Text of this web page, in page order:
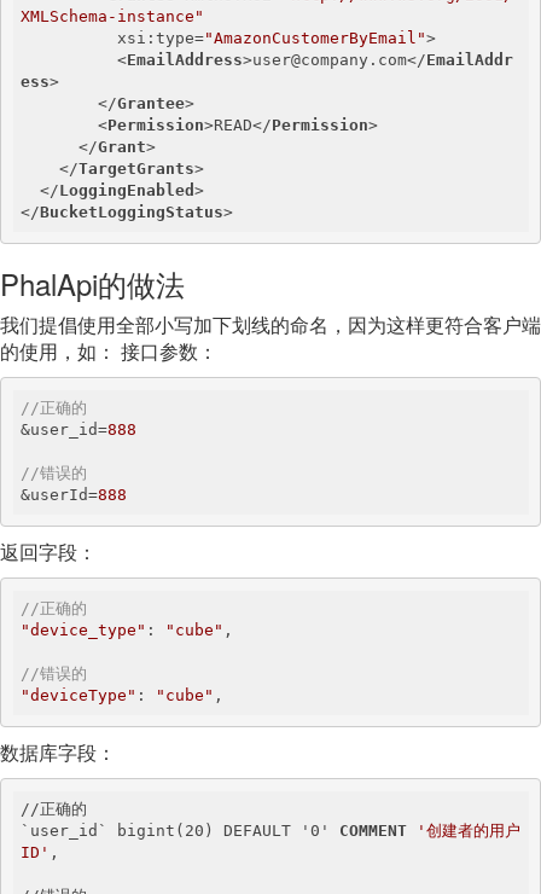
XMLSchema-instance"
xsi:type="AmazonCustomerByEmail">
<EmailAddress>user@company.com</EmailAddr
ess>
</Grantee>
<Permission>READ</Permission>
</Grant>
</TargetGrants>
</LoggingEnabled >
</BucketLoggingStatus>
PhalApi的做法
我们提倡使用全部小写加下划线的命名，因为这样更符合客户端
的使用，如： 接口参数：
//正确的
&user_id=888
//错误的
&userId=888
返回字段：
//正确的
"device_type" : "cube" ,
//错误的
"deviceType" : "cube" ,
数据库字段：
//正确的
`user_id` bigint(20) DEFAULT '0' COMMENT
'创建者的用户
ID' ,